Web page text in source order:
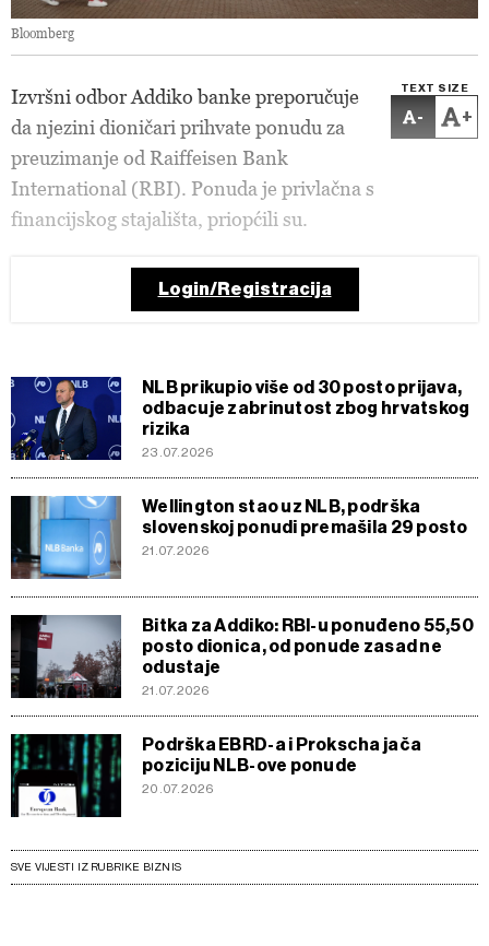
Bloomberg
TEXT SIZE
- +
Izvršni odbor Addiko banke preporučuje
da njezini dioničari prihvate ponudu za
preuzimanje od Raiffeisen Bank
International (RBI). Ponuda je privlačna s
financijskog stajališta, priopćili su.
Login/Registracija
NLB prikupio više od 30 posto prijava,
odbacuje zabrinutost zbog hrvatskog
rizika
23.07.2026
Wellington stao uz NLB, podrška
slovenskoj ponudi premašila 29 posto
21.07.2026
Bitka za Addiko: RBI-u ponuđeno 55,50
posto dionica, od ponude zasad ne
odustaje
21.07.2026
Podrška EBRD-a i Prokscha jača
poziciju NLB-ove ponude
20.07.2026
SVE VIJESTI IZ RUBRIKE BIZNIS